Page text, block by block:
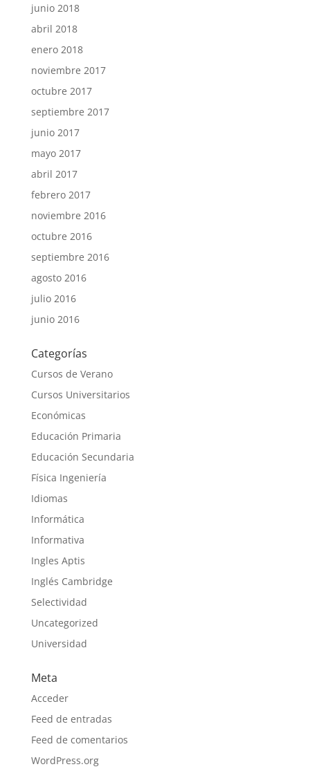
junio 2018
abril 2018
enero 2018
noviembre 2017
octubre 2017
septiembre 2017
junio 2017
mayo 2017
abril 2017
febrero 2017
noviembre 2016
octubre 2016
septiembre 2016
agosto 2016
julio 2016
junio 2016
Categorías
Cursos de Verano
Cursos Universitarios
Económicas
Educación Primaria
Educación Secundaria
Física Ingeniería
Idiomas
Informática
Informativa
Ingles Aptis
Inglés Cambridge
Selectividad
Uncategorized
Universidad
Meta
Acceder
Feed de entradas
Feed de comentarios
WordPress.org